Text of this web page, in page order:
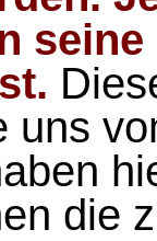
uns
die